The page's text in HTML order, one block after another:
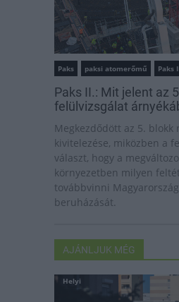
Paks paksi atomerőmű Paks
Paks II.: Mit jelent az
felülvizsgálat
Megkezdődött az 5.
kivitelezése, miközben a
választ, hogy a
környezetben milyen
továbbvinni
beruházását.
AJÁNLJUK MÉG
Helyi